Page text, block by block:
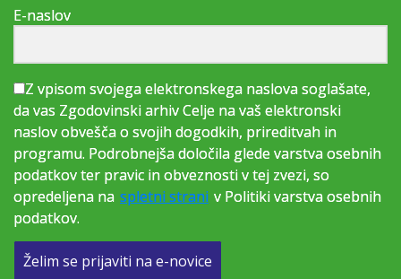
E-naslov
Z vpisom svojega elektronskega naslova soglašate,
da vas Zgodovinski arhiv Celje na vaš elektronski
naslov obvešča o svojih dogodkih, prireditvah in
programu. Podrobnejša določila glede varstva osebnih
podatkov ter pravic in obveznosti v tej zvezi, so
opredeljena na spletni strani v Politiki varstva osebnih
podatkov.
Želim se prijaviti na e-novice